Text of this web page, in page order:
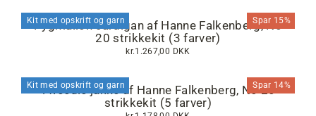
Kit med opskrift og garn Spar 15%
Pygmalion cardigan af Hanne Falkenberg, No
20 strikkekit (3 farver)
kr.1.267,00 DKK
Kit med opskrift og garn Spar 14%
Tweedie jakke af Hanne Falkenberg, No 20
strikkekit (5 farver)